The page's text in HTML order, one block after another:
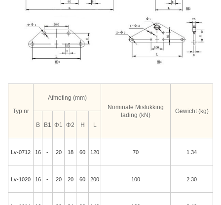
Typ nr
Afmeting (mm)
Nominale Mislukking
lading (kN)
Gewicht (kg)
B
B1 Φ1 Φ2 H L
Lv-0712 16 - 20 18 60 120 70 1.34
Lv-1020 16 - 20 20 60 200 100 2.30